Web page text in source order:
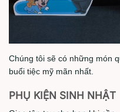
Chúng tôi sẽ có những món
buổi tiệc mỹ mãn nhất.
PHỤ KIỆN SINH NHẬT